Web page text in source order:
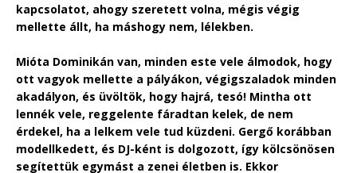
kapcsolatot, ahogy szeretett volna, mégis végig
mellette állt, ha máshogy nem, lélekben.
Mióta Dominikán van, minden este vele álmodok, hogy
ott vagyok mellette a pályákon, végigszaladok minden
akadályon, és üvöltök, hogy hajrá, tesó! Mintha ott
lennék vele, reggelente fáradtan kelek, de nem
érdekel, ha a lelkem vele tud küzdeni. Gergő korábban
modellkedett, és DJ-ként is dolgozott, így kölcsönösen
segítettük egymást a zenei életben is. Ekkor